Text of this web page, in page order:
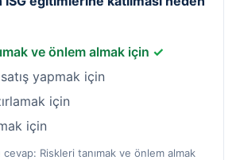
ve önlem almak için ✓
yapmak için
için
için
cevap: Riskleri tanımak ve önlem almak